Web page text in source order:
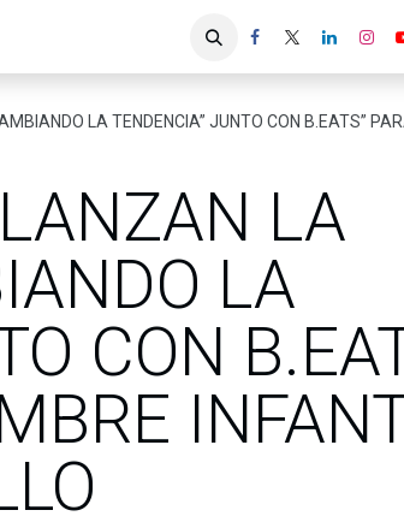
TENDENCIA” JUNTO CON B.EATS” PARA COMBATIR EL
LA
LA
CON